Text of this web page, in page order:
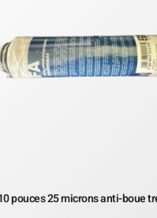
pouces 25 microns anti-boue